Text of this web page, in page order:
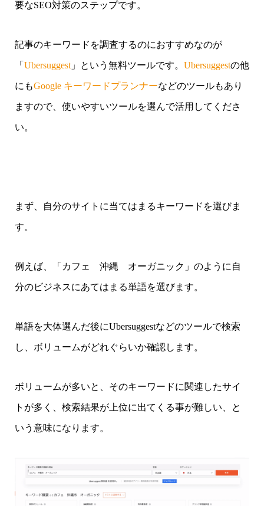
要なSEO対策のステップです。
記事のキーワードを調査するのにおすすめなのが
「 Ubersuggest」という無料ツールです。 Ubersuggestの他
にもGoogle キーワードプランナーなどのツールもあり
ますので、使いやすいツールを選んで活用してくださ
い。
まず、自分のサイトに当てはまるキーワードを選びま
す。
例えば、「カフェ 沖縄 オーガニック」のように自
分のビジネスにあてはまる単語を選びます。
単語を大体選んだ後にUbersuggestなどのツールで検索
し、ボリュームがどれぐらいか確認します。
ボリュームが多いと、そのキーワードに関連したサイ
トが多く、検索結果が上位に出てくる事が難しい、と
いう意味になります。